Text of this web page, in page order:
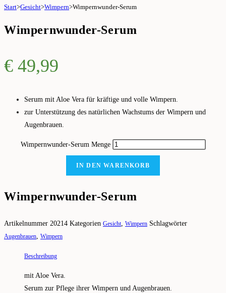
Start>Gesicht>Wimpern>Wimpernwunder-Serum
Wimpernwunder-Serum
€ 49,99
Serum mit Aloe Vera für kräftige und volle Wimpern.
zur Unterstützung des natürlichen Wachstums der Wimpern und
Augenbrauen.
Wimpernwunder-Serum Menge
IN DEN WARENKORB
Wimpernwunder-Serum
Artikelnummer 20214 Kategorien Gesicht, Wimpern Schlagwörter
Augenbrauen, Wimpern
Beschreibung
mit Aloe Vera.
Serum zur Pflege ihrer Wimpern und Augenbrauen.